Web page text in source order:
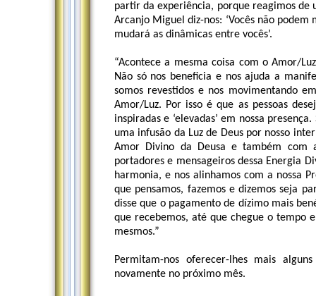
partir da experiência, porque reagimos de
Arcanjo Miguel diz-nos: ‘Vocês não
mudará as dinâmicas entre vocês’.
“Acontece a mesma coisa com o Amor/
Não só nos beneficia e nos ajuda a
somos revestidos e nos movimentando
Amor/Luz. Por isso é que as pessoas
inspiradas e ‘elevadas’ em nossa
uma infusão da Luz de Deus por nosso
Amor Divino da Deusa e também com
portadores e mensageiros dessa Energia
harmonia, e nos alinhamos com a nossa
que pensamos, fazemos e dizemos seja
disse que o pagamento de dízimo mais
que recebemos, até que chegue o tempo
mesmos.”
Permitam-nos oferecer-lhes mais
novamente no próximo mês.